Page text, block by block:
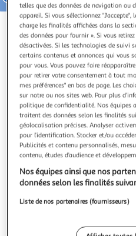
1.0 (1)
GARNIER
Belle color coloration
naturel
Découvrez Belle Color de
au résultat naturel garanti
resplendissante tout en
LUMINEUSE Grâce à sa
En savoir +
1 kit 3 produits
telles que des données de navigation ou
appareil. Si vous sélectionnez
charge les finalités affichées dans la
des données pour fournir ». Si vous
désactivées. Si les technologies de suivi
certains contenus et annonces qui vous
pour vous. Vous pouvez faire
pour retirer votre consentement à tout
mes préférences" en bas de page. Les
sur notre ou nos sites web. Pour plus
politique de confidentialité. Nos équipes
traitent des données selon les finalités
géolocalisation précises. Analyser
pour l’identification. Stocker et/ou
Publicités et contenu personnalisés,
contenu, études d’audience et
Nos équipes ainsi que nos
données selon les finalités
Liste de nos partenaires (fournisseurs)